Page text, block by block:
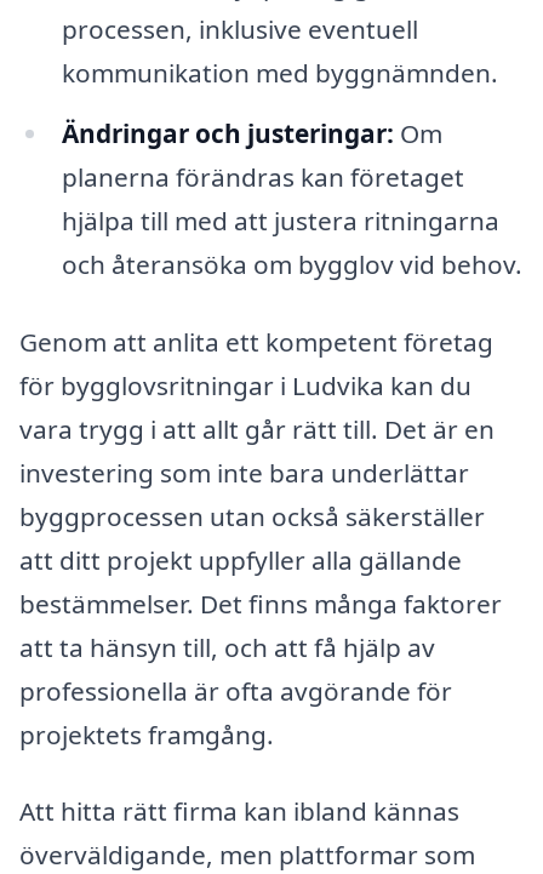
processen, inklusive eventuell
kommunikation med byggnämnden.
Ändringar och justeringar: Om
planerna förändras kan företaget
hjälpa till med att justera ritningarna
och återansöka om bygglov vid behov.
Genom att anlita ett kompetent företag
för bygglovsritningar i Ludvika kan du
vara trygg i att allt går rätt till. Det är en
investering som inte bara underlättar
byggprocessen utan också säkerställer
att ditt projekt uppfyller alla gällande
bestämmelser. Det finns många faktorer
att ta hänsyn till, och att få hjälp av
professionella är ofta avgörande för
projektets framgång.
Att hitta rätt firma kan ibland kännas
överväldigande, men plattformar som